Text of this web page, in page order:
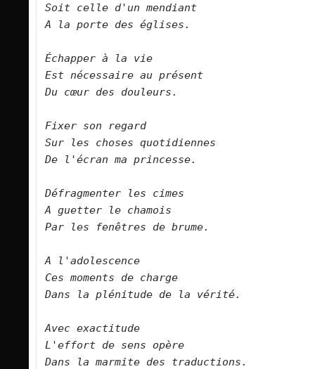
Soit celle d'un mendiant
A la porte des églises.
Échapper à la vie
Est nécessaire au présent
Du cœur des douleurs.
Fixer son regard
Sur les choses quotidiennes
De l'écran ma princesse.
Défragmenter les cimes
A guetter le chamois
Par les fenêtres de brume.
A l'adolescence
Ces moments de charge
Dans la plénitude de la vérité.
Avec exactitude
L'effort de sens opère
Dans la marmite des traductions.